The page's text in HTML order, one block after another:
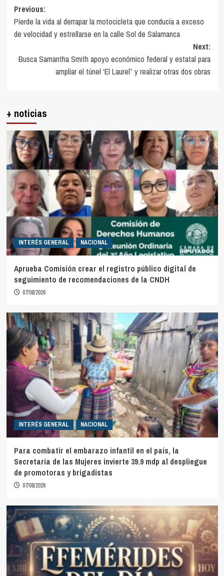
Post
navigation
Previous:
Pierde la vida al derrapar la motocicleta que conducía a exceso
de velocidad y estrellarse en la calle Sol de Salamanca
Next:
Busca Samantha Smith apoyo económico federal y estatal para
ampliar el túnel ‘El Laurel” y realizar otras dos obras
+ noticias
INTERÉS GENERAL NACIONAL
Aprueba Comisión crear el registro público digital de
seguimiento de recomendaciones de la CNDH
07/08/2026
INTERÉS GENERAL NACIONAL
Para combatir el embarazo infantil en el país, la
Secretaría de las Mujeres invierte 39.9 mdp al despliegue
de promotoras y brigadistas
07/08/2026